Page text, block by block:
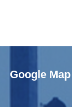
Google Map